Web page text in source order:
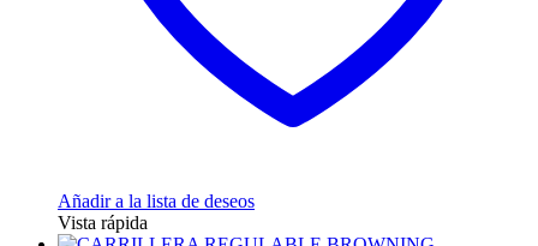
Añadir a la lista de deseos
Vista rápida